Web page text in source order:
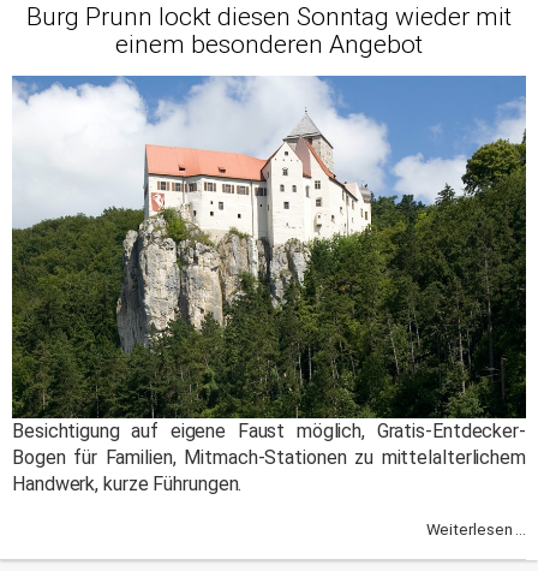
Burg Prunn lockt diesen Sonntag wieder mit
einem besonderen Angebot
Besichtigung auf eigene Faust möglich, Gratis-Entdecker-
Bogen für Familien, Mitmach-Stationen zu mittelalterlichem
Handwerk, kurze Führungen.
Weiterlesen ...